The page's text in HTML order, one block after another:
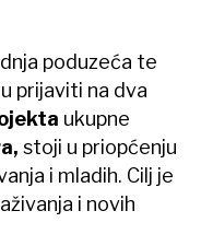
poduzeća te
prijaviti na dva
ukupne
stoji u priopćenju
i mladih. Cilj je
i novih